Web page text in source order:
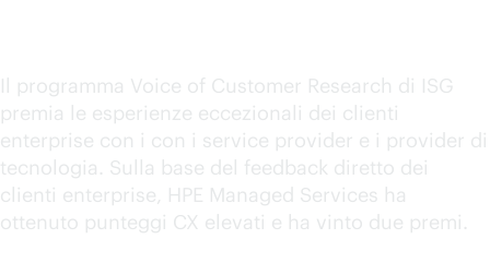
Il programma Voice of Customer Research di ISG
premia le esperienze eccezionali dei clienti
enterprise con i con i service provider e i provider di
tecnologia. Sulla base del feedback diretto dei
clienti enterprise, HPE Managed Services ha
ottenuto punteggi CX elevati e ha vinto due premi.